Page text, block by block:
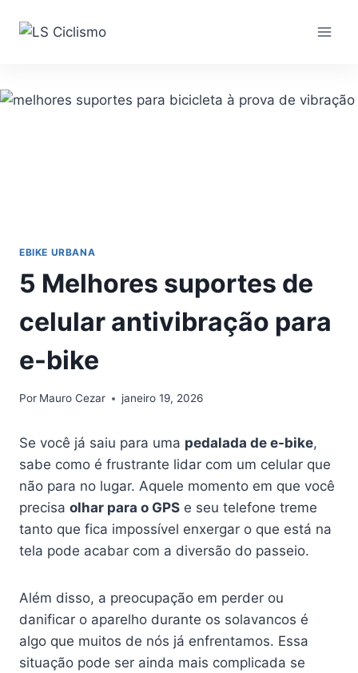
para
EBIKE URBANA
5 Melhores suportes de
celular antivibração para
e-bike
Por Mauro Cezar janeiro 19, 2026
Se você já saiu para uma pedalada de e-bike,
sabe como é frustrante lidar com um celular que
não para no lugar. Aquele momento em que você
precisa olhar para o GPS e seu telefone treme
tanto que fica impossível enxergar o que está na
tela pode acabar com a diversão do passeio.
Além disso, a preocupação em perder ou
danificar o aparelho durante os solavancos é
algo que muitos de nós já enfrentamos. Essa
situação pode ser ainda mais complicada se